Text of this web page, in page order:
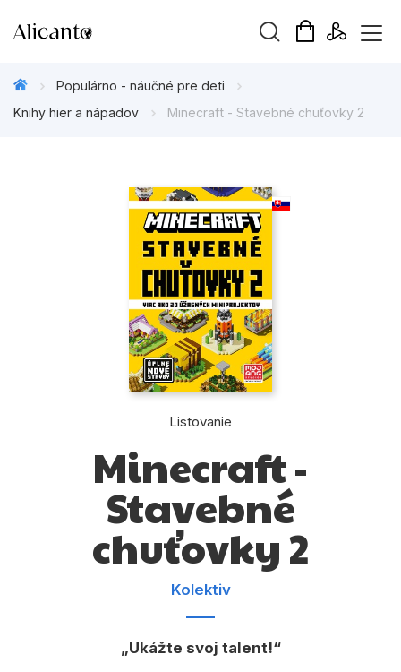
Beletria pre deti
Beletria pre dospelých
Darčekové publikácie
Doplnkový sortiment
Kalendáre, diáre
Populárno - náučné pre deti
Predškoláci
Výchova a pedagogika
Zdravie a životný štýl
Populárno - náučné pre deti
Knihy hier a nápadov
Minecraft - Stavebné chuťovky 2
Listovanie
Minecraft -
Stavebné
chuťovky 2
Kolektiv
Ukážte svoj talent!